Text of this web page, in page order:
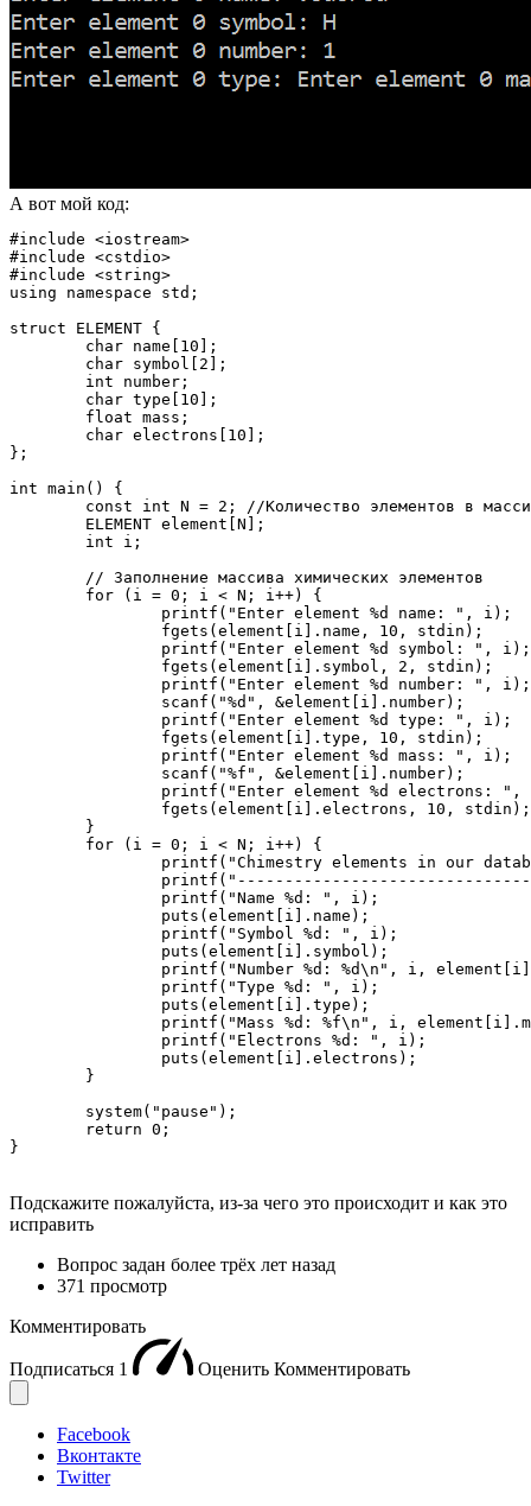
А вот мой код:
#include <iostream>
#include <cstdio>
#include <string>
using namespace std;
struct ELEMENT {
};
int main() {
}
Подскажите пожалуйста, из-за чего это происходит и как это
исправить
Вопрос задан более трёх лет назад
371 просмотр
Комментировать
Подписаться 1 Оценить Комментировать
Facebook
Вконтакте
Twitter